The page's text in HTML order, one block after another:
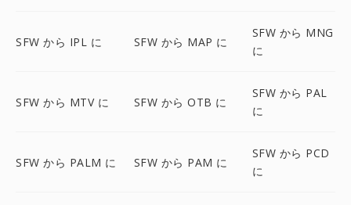
SFW から IPL に SFW から MAP に
SFW から MNG
に
SFW から MTV に SFW から OTB に
SFW から PAL
に
SFW から PALM に SFW から PAM に
SFW から PCD
に